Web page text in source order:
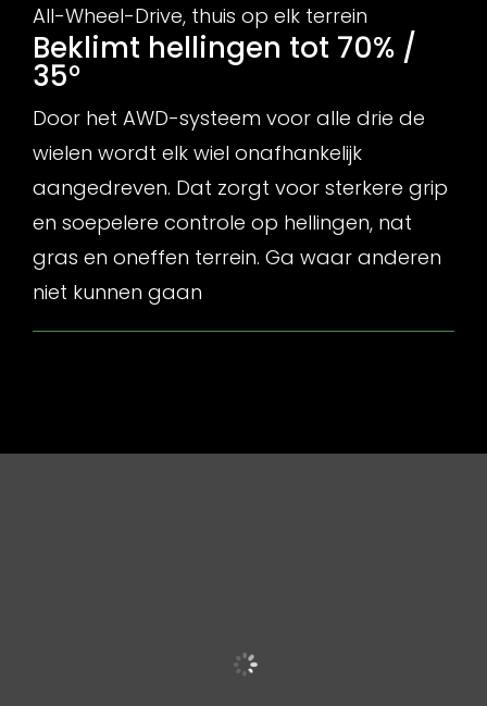
All-Wheel-Drive, thuis op elk terrein
Beklimt hellingen tot 70% /
35°
Door het AWD-systeem voor alle drie de
wielen wordt elk wiel onafhankelijk
aangedreven. Dat zorgt voor sterkere grip
en soepelere controle op hellingen, nat
gras en oneffen terrein. Ga waar anderen
niet kunnen gaan